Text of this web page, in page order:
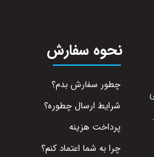
نحوه سفارش
چطور سفارش بدم؟
شرایط ارسال چطوره؟
پرداخت هزینه
چرا به شما اعتماد کنم؟